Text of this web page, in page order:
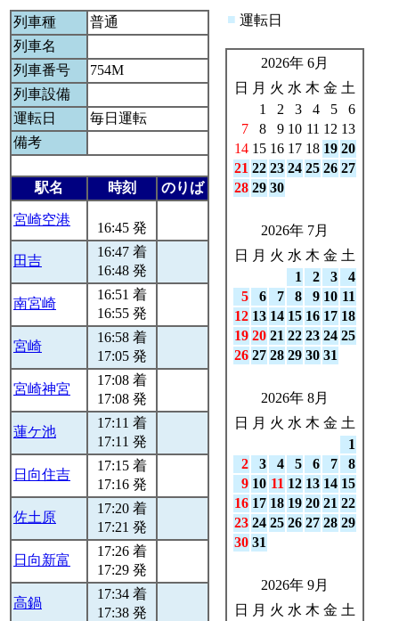
列車種
普通
列車名
列車番号
754M
列車設備
運転日
毎日運転
備考
駅名 時刻 のりば
宮崎空港
16:45 発
田吉
16:47 着
16:48 発
南宮崎
16:51 着
16:55 発
宮崎
16:58 着
17:05 発
宮崎神宮
17:08 着
17:08 発
蓮ケ池
17:11 着
17:11 発
日向住吉
17:15 着
17:16 発
佐土原
17:20 着
17:21 発
日向新富
17:26 着
17:29 発
高鍋
17:34 着
17:38 発
■ 運転日
2026年 6月
日
月 火 水 木 金 土
1
2 3 4 5
6
7
8 9 10 11 12 13
14 15 16 17 18 19 20
21 22 23 24 25 26 27
28 29 30
2026年 7月
日
月 火 水 木 金 土
1
2 3
4
5
6 7 8 9 10 11
12 13 14 15 16 17 18
19 20 21 22 23 24 25
26 27 28 29 30 31
2026年 8月
日
月 火 水 木 金 土
1
2
3 4 5 6 7
8
9 10 11 12 13 14 15
16 17 18 19 20 21 22
23 24 25 26 27 28 29
30 31
2026年 9月
日
月 火 水 木 金 土